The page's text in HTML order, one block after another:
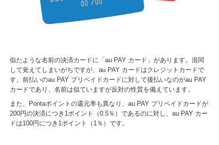
似たような名前の決済カードに「au PAY カード」があります。混同
して覚えてしまいがちですが、au PAY カードはクレジットカードで
す。前払いのau PAY プリペイドカードに対して後払いなのがau PAY
カードであり、名前は似ていますが反対の性質を備えています。
また、Pontaポイントの還元率も異なり、au PAY プリペイドカードが
200円の決済につき1ポイント（0.5％）であるのに対し、au PAY カー
ドは100円につき1ポイント（1％）です。